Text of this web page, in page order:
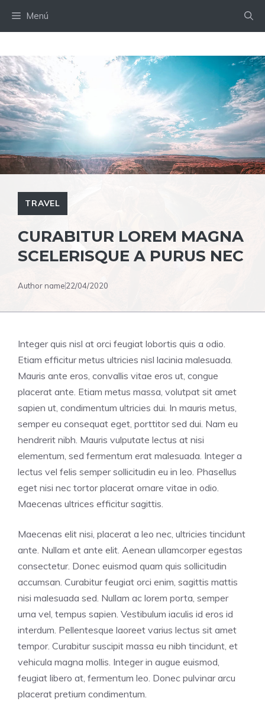
Menú
TRAVEL
CURABITUR LOREM MAGNA
SCELERISQUE A PURUS NEC
Author name22/04/2020
Integer quis nisl at orci feugiat lobortis quis a odio.
Etiam efficitur metus ultricies nisl lacinia malesuada.
Mauris ante eros, convallis vitae eros ut, congue
placerat ante. Etiam metus massa, volutpat sit amet
sapien ut, condimentum ultricies dui. In mauris metus,
semper eu consequat eget, porttitor sed dui. Nam eu
hendrerit nibh. Mauris vulputate lectus at nisi
elementum, sed fermentum erat malesuada. Integer a
lectus vel felis semper sollicitudin eu in leo. Phasellus
eget nisi nec tortor placerat ornare vitae in odio.
Maecenas ultrices efficitur sagittis.
Maecenas elit nisi, placerat a leo nec, ultricies tincidunt
ante. Nullam et ante elit. Aenean ullamcorper egestas
consectetur. Donec euismod quam quis sollicitudin
accumsan. Curabitur feugiat orci enim, sagittis mattis
nisi malesuada sed. Nullam ac lorem porta, semper
urna vel, tempus sapien. Vestibulum iaculis id eros id
interdum. Pellentesque laoreet varius lectus sit amet
tempor. Curabitur suscipit massa eu nibh tincidunt, et
vehicula magna mollis. Integer in augue euismod,
feugiat libero at, fermentum leo. Donec pulvinar arcu
placerat pretium condimentum.